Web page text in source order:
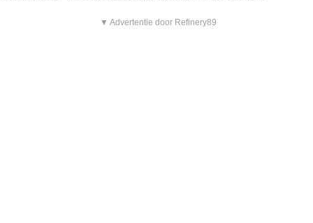
▼ Advertentie door Refinery89